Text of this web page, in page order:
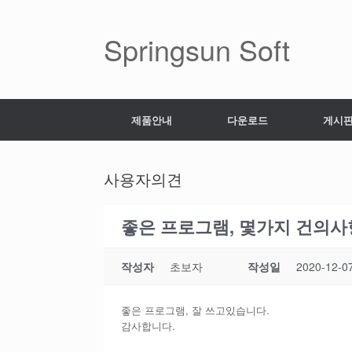
Springsun Soft
제품안내 다운로드 게시
사용자의견
좋은 프로그램, 몇가지 건의
작성자 초보자 작성일 2020-12-
좋은 프로그램, 잘 쓰고있습니다.
감사합니다.